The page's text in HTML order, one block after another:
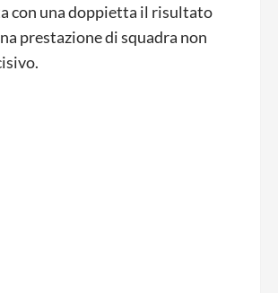
con una doppietta il risultato
prestazione di squadra non